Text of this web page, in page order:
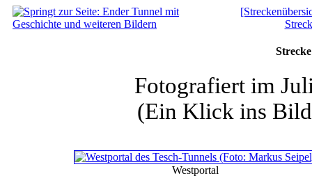
Fotografiert im
(Ein Klick ins
Westportal